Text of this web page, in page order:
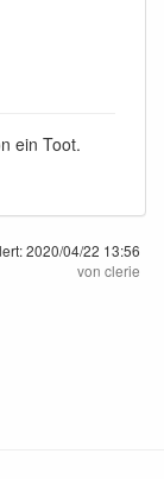
ein Toot.
2020/04/22 13:56
von clerie